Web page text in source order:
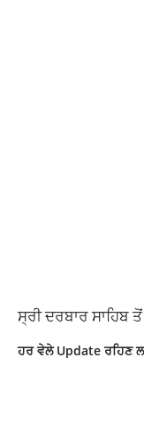
ਸ੍ਰੀ ਦਰਬਾਰ ਸਾਹਿਬ
ਹਰ ਵੇਲੇ Update ਰਹਿਣ